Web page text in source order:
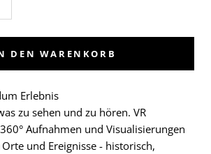
DEN WARENKORB
Erlebnis
zu sehen und zu hören. VR
Aufnahmen und Visualisierungen
und Ereignisse - historisch,